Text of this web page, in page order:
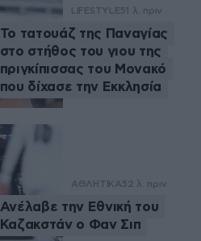
LIFESTYLE51 λ. πριν
Το τατουάζ της Παναγίας
στο στήθος του γιου της
πριγκίπισσας του Μονακό
που δίχασε την Εκκλησία
ΑΘΛΗΤΙΚΑ52 λ. πριν
Ανέλαβε την Εθνική του
Καζακστάν ο Φαν Σιπ